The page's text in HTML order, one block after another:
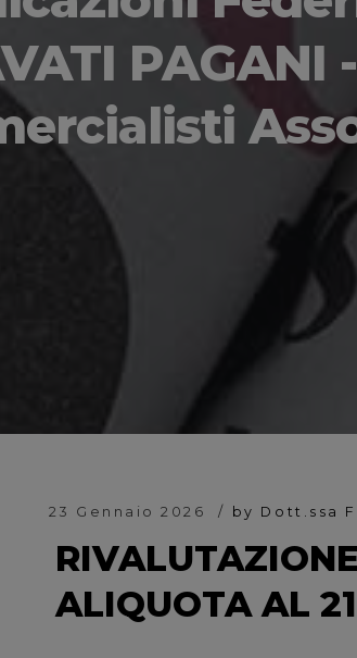
23 Gennaio 2026 by Dott.ssa
ALIQUOTA AL